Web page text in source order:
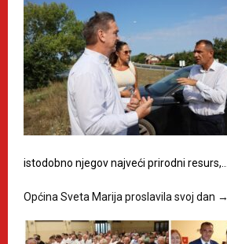
istodobno njegov najveći prirodni resurs,…
Općina Sveta Marija proslavila svoj dan →